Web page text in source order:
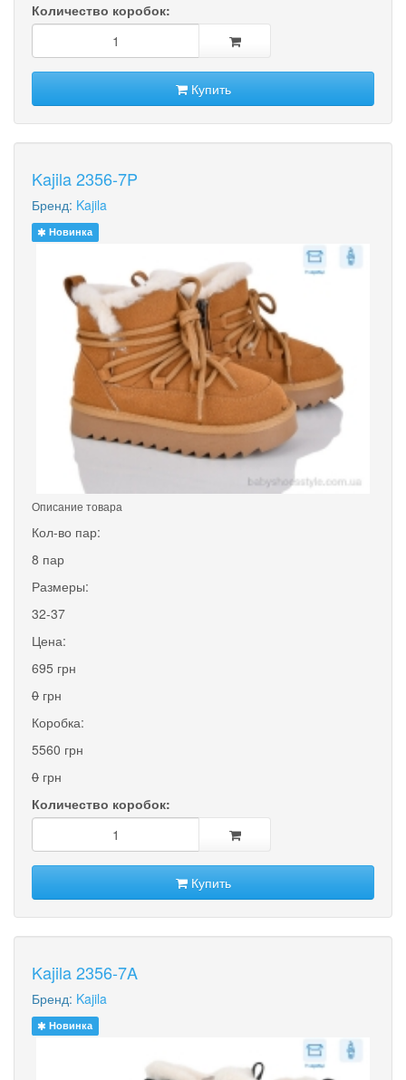
Количество коробок:
Купить
Kajila 2356-7P
Бренд: Kajila
Новинка
Описание товара
Кол-во пар:
8 пар
Размеры:
32-37
Цена:
695 грн
0 грн
Коробка:
5560 грн
0 грн
Количество коробок:
Купить
Kajila 2356-7A
Бренд: Kajila
Новинка